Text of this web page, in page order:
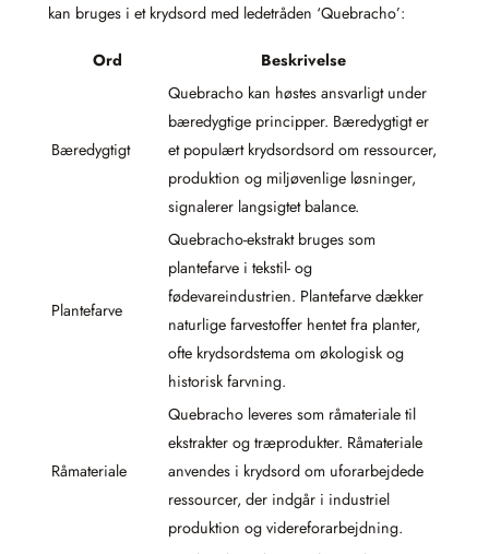
kan bruges i et krydsord med ledetråden ‘Quebracho’:
Ord Beskrivelse
Bæredygtigt
Quebracho kan høstes ansvarligt under
bæredygtige principper. Bæredygtigt er
et populært krydsordsord om ressourcer,
produktion og miljøvenlige løsninger,
signalerer langsigtet balance.
Plantefarve
Quebracho-ekstrakt bruges som
plantefarve i tekstil- og
fødevareindustrien. Plantefarve dækker
naturlige farvestoffer hentet fra planter,
ofte krydsordstema om økologisk og
historisk farvning.
Råmateriale
Quebracho leveres som råmateriale til
ekstrakter og træprodukter. Råmateriale
anvendes i krydsord om uforarbejdede
ressourcer, der indgår i industriel
produktion og videreforarbejdning.